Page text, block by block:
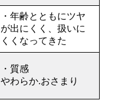
・年齢とともにツヤ
が出にくく、扱いに
くくなってきた
・質感
やわらか.おさまり